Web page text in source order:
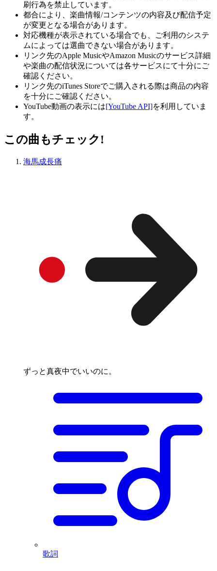
刷行為を禁止しています。
都合により、楽曲情報/コンテンツの内容及び配信予定
が変更となる場合があります。
対応機種が表示されている場合でも、ご利用のシステ
ムによっては選曲できない場合があります。
リンク先のApple MusicやAmazon Musicのサービス詳細
や楽曲の配信状況については各サービスにて十分にご
確認ください。
リンク先のiTunes Storeでご購入される際は商品の内容
を十分にご確認ください。
YouTube動画の表示には[YouTube API]を利用していま
す。
この曲もチェック!
海馬成長痛
ずっと真夜中でいいのに。
歌詞